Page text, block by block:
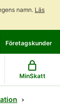
namn. Läs
Företagskunder
MinSkatt